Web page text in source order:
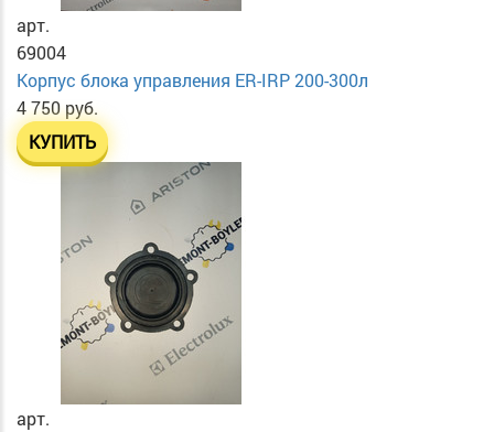
арт.
69004
Корпус блока управления ER-IRP 200-300л
4 750 руб.
КУПИТЬ
арт.